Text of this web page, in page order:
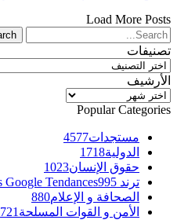
Load More Posts
تصنيفات
تصنيفات
الأرشيف
الأرشيف
Popular Categories
مستجدات4577
الدولية1718
حقوق الإنسان1023
ترند Trends Google Tendances 995
الصحافة و الإعلام880
الأمن و القوات المسلحة 721